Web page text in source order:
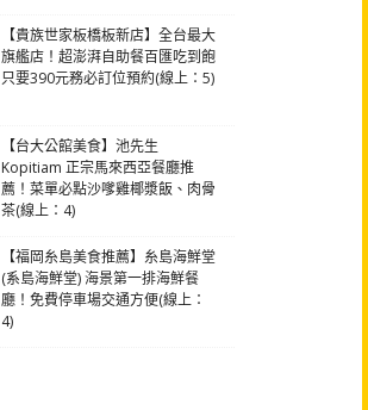
【貴族世家板橋板新店】全台最大
旗艦店！超澎湃自助餐百匯吃到飽
只要390元務必訂位預約(線上：5)
【台大公館美食】池先生
Kopitiam 正宗馬來西亞餐廳推
薦！菜單必點沙嗲雞椰漿飯、肉骨
茶(線上：4)
【福岡糸島美食推薦】糸島海鮮堂
(系島海鮮堂) 海景第一排海鮮餐
廳！免費停車場交通方便(線上：
4)